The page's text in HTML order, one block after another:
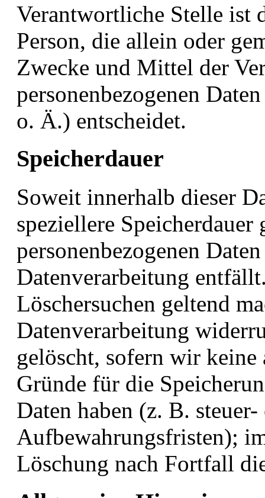
Verantwortliche Stelle ist
Person, die allein oder
Zwecke und Mittel der
personenbezogenen
o. Ä.) entscheidet.
Speicherdauer
Soweit innerhalb dieser
speziellere
personenbezogenen
Datenverarbeitung
Löschersuchen geltend
Datenverarbeitung
gelöscht, sofern wir keine
Gründe für die
Daten haben (z. B.
Aufbewahrungsfristen);
Löschung nach Fortfall